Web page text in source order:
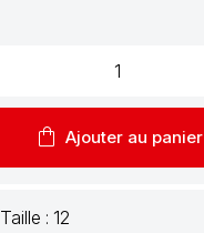
shopping_bag Ajouter au panier
Taille : 12